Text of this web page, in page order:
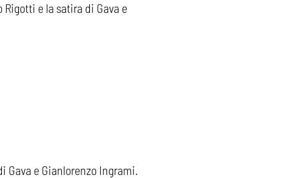
e la satira di Gava e
e Gianlorenzo Ingrami.